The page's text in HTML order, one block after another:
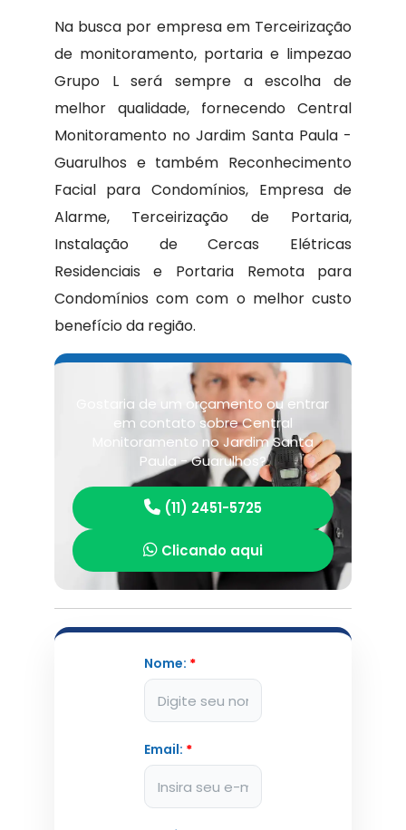
Na busca por empresa em Terceirização
de monitoramento, portaria e limpezao
Grupo L será sempre a escolha de
melhor qualidade, fornecendo Central
Monitoramento no Jardim Santa Paula -
Guarulhos e também Reconhecimento
Facial para Condomínios, Empresa de
Alarme, Terceirização de Portaria,
Instalação de Cercas Elétricas
Residenciais e Portaria Remota para
Condomínios com com o melhor custo
benefício da região.
Gostaria de um orçamento ou entrar
em contato sobre Central
Monitoramento no Jardim Santa
Paula - Guarulhos?
(11) 2451-5725
Clicando aqui
Nome: *
Email: *